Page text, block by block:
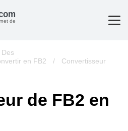
de
Des
en FB2 /
Convertisseur
de FB2 en